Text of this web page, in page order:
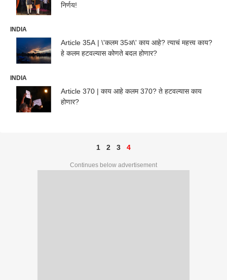
निर्णय!
INDIA
Article 35A | \'कलम 35अ\' काय आहे? त्याचं महत्त्व काय?
हे कलम हटवल्यास कोणते बदल होणार?
INDIA
Article 370 | काय आहे कलम 370? ते हटवल्यास काय
होणार?
1 2 3 4
Continues below advertisement